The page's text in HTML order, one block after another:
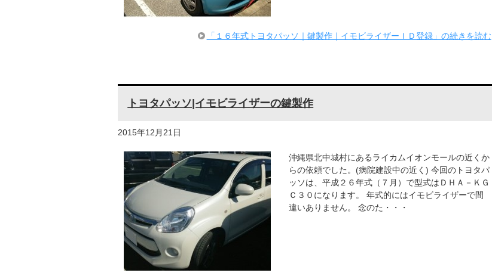
「１６年式トヨタパッソ｜鍵製作｜イモビライザーＩＤ登録」の続きを読む
トヨタパッソ|イモビライザーの鍵製作
2015年12月21日
沖縄県北中城村にあるライカムイオンモールの近くか
らの依頼でした。(病院建設中の近く) 今回のトヨタパ
ッソは、平成２６年式（７月）で型式はＤＨＡ－ＫＧ
Ｃ３０になります。 年式的にはイモビライザーで間
違いありません。 念のた・・・